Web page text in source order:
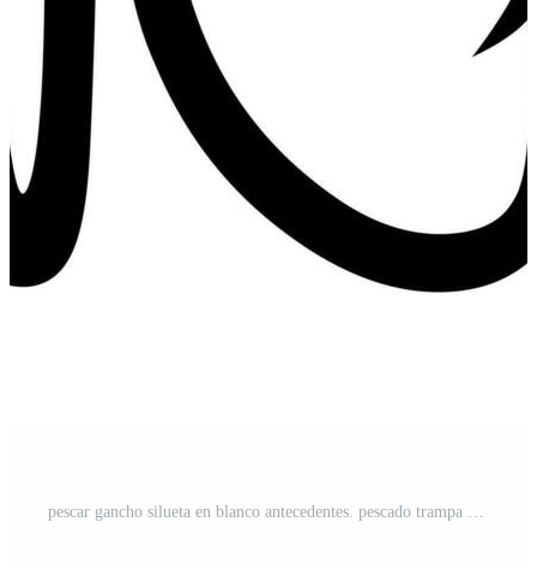
pescar gancho silueta en blanco antecedentes. pescado trampa concepto en el mar. sencillo trampa. Vector Pro